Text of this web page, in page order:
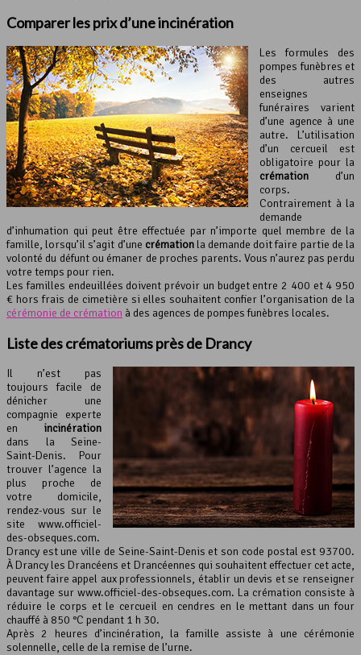
Comparer les prix d’une incinération
Les formules des
pompes funèbres et
des autres
enseignes
funéraires varient
d’une agence à une
autre. L’utilisation
d’un cercueil est
obligatoire pour la
crémation d’un
corps.
Contrairement à la
demande
d’inhumation qui peut être effectuée par n’importe quel membre de la
famille, lorsqu’il s’agit d’une crémationla demande doit faire partie de la
volonté du défunt ou émaner de proches parents. Vous n’aurez pas perdu
votre temps pour rien.
Les familles endeuillées doivent prévoir un budget entre 2 400 et 4 950
€ hors frais de cimetière si elles souhaitent confier l’organisation de la
cérémonie de crémation à des agences de pompes funèbres locales.
Liste des crématoriums près de Drancy
Il n’est pas
toujours facile de
dénicher une
compagnie experte
en incinération
dans la Seine-
Saint-Denis. Pour
trouver l’agence la
plus proche de
votre domicile,
rendez-vous sur le
site www.officiel-
des-obseques.com.
Drancy est une ville de Seine-Saint-Denis et son code postal est 93700.
À Drancy les Drancéens et Drancéennes qui souhaitent effectuer cet acte,
peuvent faire appel aux professionnels, établir un devis et se renseigner
davantage sur www.officiel-des-obseques.com. La crémation consiste à
réduire le corps et le cercueil en cendres en le mettant dans un four
chauffé à 850 °C pendant 1 h 30.
Après 2 heures d’incinération, la famille assiste à une cérémonie
solennelle, celle de la remise de l’urne.